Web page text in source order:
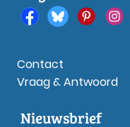
Contact
Vraag & Antwoord
Nieuwsbrief